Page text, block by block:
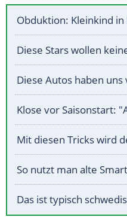
Obduktion: Kleinkind
Diese Stars wollen
Diese Autos haben uns
Klose vor Saisonstart:
Mit diesen Tricks wird
So nutzt man alte
Das ist typisch